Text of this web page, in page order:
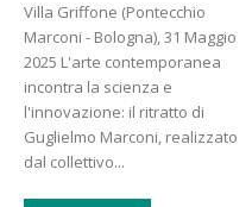
Villa Griffone (Pontecchio
Marconi - Bologna), 31 Maggio
2025 L'arte contemporanea
incontra la scienza e
l'innovazione: il ritratto di
Guglielmo Marconi, realizzato
dal collettivo...